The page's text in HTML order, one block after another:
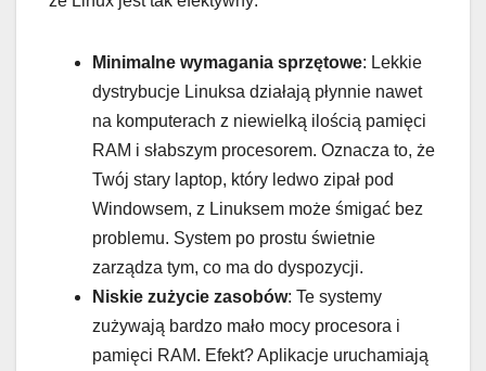
Minimalne wymagania sprzętowe: Lekkie
dystrybucje Linuksa działają płynnie nawet
na komputerach z niewielką ilością pamięci
RAM i słabszym procesorem. Oznacza to, że
Twój stary laptop, który ledwo zipał pod
Windowsem, z Linuksem może śmigać bez
problemu. System po prostu świetnie
zarządza tym, co ma do dyspozycji.
Niskie zużycie zasobów: Te systemy
zużywają bardzo mało mocy procesora i
pamięci RAM. Efekt? Aplikacje uruchamiają